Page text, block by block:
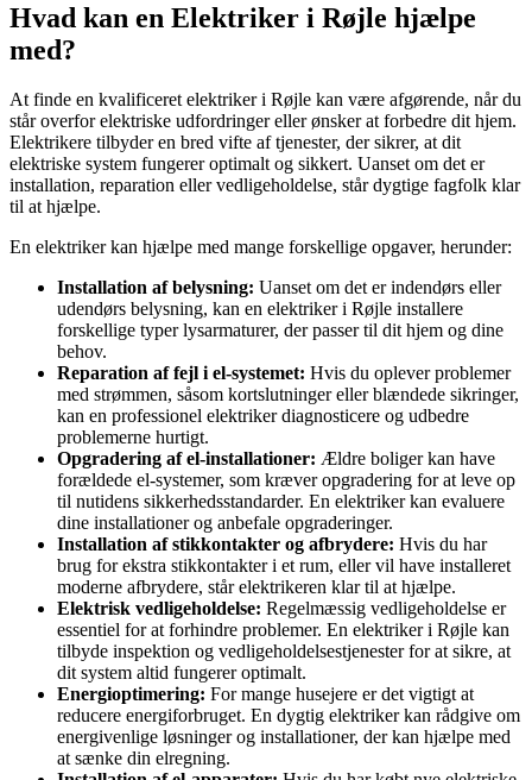
Hvad kan en Elektriker i Røjle hjælpe
med?
At finde en kvalificeret elektriker i Røjle kan være afgørende, når du
står overfor elektriske udfordringer eller ønsker at forbedre dit hjem.
Elektrikere tilbyder en bred vifte af tjenester, der sikrer, at dit
elektriske system fungerer optimalt og sikkert. Uanset om det er
installation, reparation eller vedligeholdelse, står dygtige fagfolk klar
til at hjælpe.
En elektriker kan hjælpe med mange forskellige opgaver, herunder:
Installation af belysning: Uanset om det er indendørs eller
udendørs belysning, kan en elektriker i Røjle installere
forskellige typer lysarmaturer, der passer til dit hjem og dine
behov.
Reparation af fejl i el-systemet: Hvis du oplever problemer
med strømmen, såsom kortslutninger eller blændede sikringer,
kan en professionel elektriker diagnosticere og udbedre
problemerne hurtigt.
Opgradering af el-installationer: Ældre boliger kan have
forældede el-systemer, som kræver opgradering for at leve op
til nutidens sikkerhedsstandarder. En elektriker kan evaluere
dine installationer og anbefale opgraderinger.
Installation af stikkontakter og afbrydere: Hvis du har
brug for ekstra stikkontakter i et rum, eller vil have installeret
moderne afbrydere, står elektrikeren klar til at hjælpe.
Elektrisk vedligeholdelse: Regelmæssig vedligeholdelse er
essentiel for at forhindre problemer. En elektriker i Røjle kan
tilbyde inspektion og vedligeholdelsestjenester for at sikre, at
dit system altid fungerer optimalt.
Energioptimering: For mange husejere er det vigtigt at
reducere energiforbruget. En dygtig elektriker kan rådgive om
energivenlige løsninger og installationer, der kan hjælpe med
at sænke din elregning.